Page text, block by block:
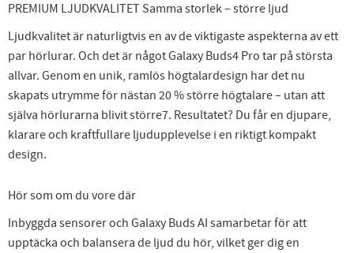
PREMIUM LJUDKVALITET Samma storlek – större ljud
Ljudkvalitet är naturligtvis en av de viktigaste aspekterna av ett
par hörlurar. Och det är något Galaxy Buds4 Pro tar på största
allvar. Genom en unik, ramlös högtalardesign har det nu
skapats utrymme för nästan 20 % större högtalare – utan att
själva hörlurarna blivit större7. Resultatet? Du får en djupare,
klarare och kraftfullare ljudupplevelse i en riktigt kompakt
design.
Hör som om du vore där
Inbyggda sensorer och Galaxy Buds AI samarbetar för att
upptäcka och balansera de ljud du hör, vilket ger dig en